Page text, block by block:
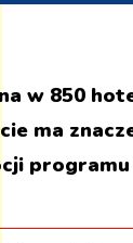
w 850
ma